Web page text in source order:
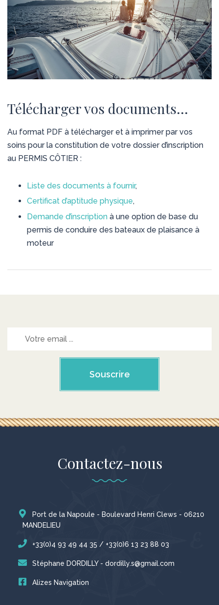
Télécharger vos documents…
Au format PDF à télécharger et à imprimer par vos
soins pour la constitution de votre dossier d’inscription
au PERMIS CÔTIER :
Liste des documents à fournir,
Certificat d’aptitude physique,
Demande d’inscription à une option de base du
permis de conduire des bateaux de plaisance à
moteur
Souscrire
Contactez-nous
Port de la Napoule - Boulevard Henri Clews - 06210
MANDELIEU
+33(0)4 93 49 44 35 / +33(0)6 13 23 88 03
Stéphane DORDILLY - dordilly.s@gmail.com
Alizes Navigation